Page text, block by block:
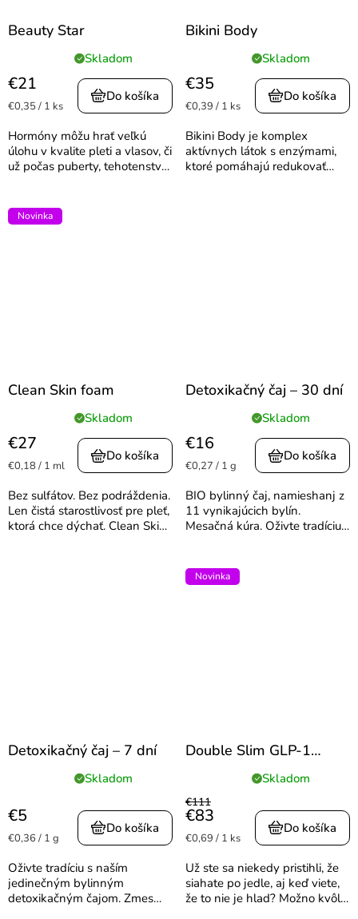
Beauty Star
hodnotenie
produktu
je
z
5
hviezdičiek.
Skladom
€21
Jednotková
€0,35 / 1 ks
Do košíka
Hormóny môžu hrať veľkú
úlohu v kvalite pleti a vlasov, či
už počas puberty, tehotenstva
pre ženy aj mužov, ktorí sa
potýkajú s hormonálnou...
Bikini Body
hodnotenie
produktu
je
z
5
hviezdičiek.
Skladom
€35
Jednotková
€0,39 / 1 ks
Do košíka
Bikini Body je komplex
aktívnych látok s enzýmami,
ktoré pomáhajú redukovať
Novinka
Clean Skin foam
hodnotenie
produktu
je
z
5
hviezdičiek.
Skladom
€27
Jednotková
€0,18 / 1 ml
Do košíka
Bez sulfátov. Bez podráždenia.
Len čistá starostlivosť pre pleť,
ktorá chce dýchať. Clean Skin
Detoxikačný čaj – 30 dní
hodnotenie
produktu
je
z
5
hviezdičiek.
Skladom
€16
Jednotková
€0,27 / 1 g
Do košíka
BIO bylinný čaj, namieshanj z
11 vynikajúcich bylín.
Mesačná kúra. Oživte tradíciu s
bola špeciálne namieshanj
podľa tradičnej receptúry...
Detoxikačný čaj – 7 dní
produktu
5,0
z
5
hviezdičiek.
Skladom
€5
Jednotková
€0,36 / 1 g
Do košíka
Oživte tradíciu s naším
jedinečným bylinným
detoxikačným čajom. Zmes
Novinka
Double Slim GLP-1
Activátor s Berberinem
Expedujeme od 23.
októbra 2025
hodnotenie
produktu
5,0
z
5
hviezdičiek.
Skladom
€111
€83
Jednotková
€0,69 / 1 ks
Do košíka
Už ste sa niekedy pristihli, že
siahate po jedle, aj keď viete,
že to nie je hlad? Možno kvôli